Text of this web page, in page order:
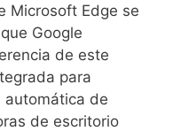
Microsoft Edge se
Google
de este
para
automática de
de escritorio